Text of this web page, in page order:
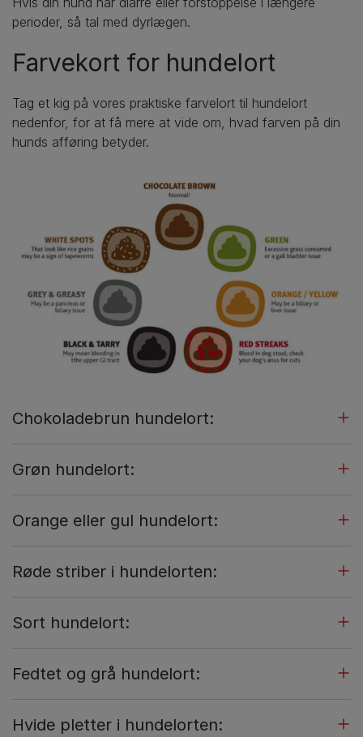
perioder, så tal med dyrlægen.
Farvekort for hundelort
Tag et kig på vores praktiske farvelort til hundelort
nedenfor, for at få mere at vide om, hvad farven på din
hunds afføring betyder.
Chokoladebrun hundelort:
Grøn hundelort:
Orange eller gul hundelort:
Røde striber i hundelorten:
Sort hundelort:
Fedtet og grå hundelort:
Hvide pletter i hundelorten: